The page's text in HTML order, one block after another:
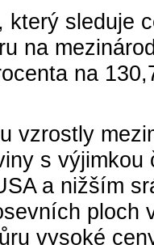
který sleduje
na
na
vzrostly
s
a nižším
ploch
vysoké